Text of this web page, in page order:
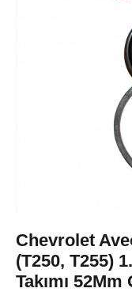
Chevrolet
(T250, T255)
Takımı